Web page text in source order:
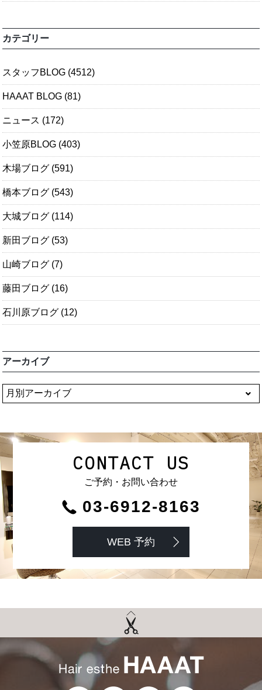
カテゴリー
スタッフBLOG (4512)
HAAAT BLOG (81)
ニュース (172)
小笠原BLOG (403)
木場ブログ (591)
橋本ブログ (543)
大城ブログ (114)
新田ブログ (53)
山崎ブログ (7)
藤田ブログ (16)
石川原ブログ (12)
アーカイブ
CONTACT US
ご予約・お問い合わせ
03-6912-8163
WEB 予約